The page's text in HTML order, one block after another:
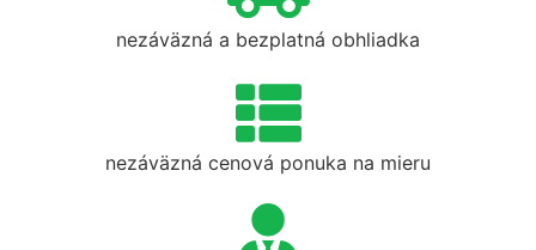
nezáväzná a bezplatná obhliadka
nezáväzná cenová ponuka na mieru